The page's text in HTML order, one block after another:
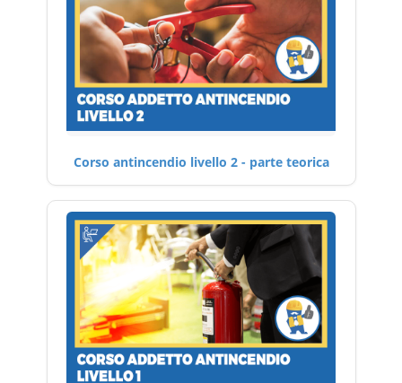
Corso antincendio livello 2 - parte teorica